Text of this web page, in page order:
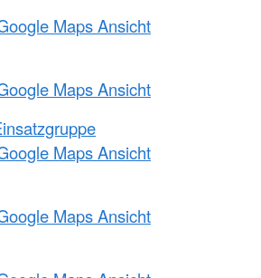
Maps Ansicht
Maps Ansicht
Maps Ansicht
Maps Ansicht